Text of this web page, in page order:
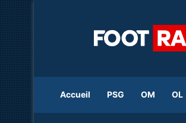
Accueil PSG OM OL